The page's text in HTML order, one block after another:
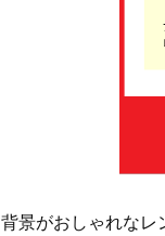
背景がおしゃれなレ